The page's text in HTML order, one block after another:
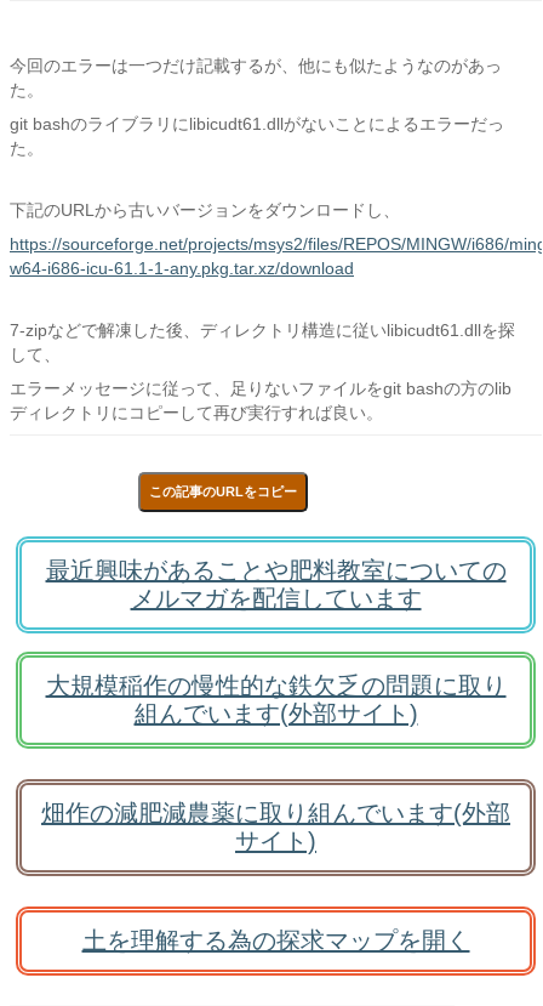
今回のエラーは一つだけ記載するが、他にも似たようなのがあっ
た。
git bashのライブラリにlibicudt61.dllがないことによるエラーだっ
た。
下記のURLから古いバージョンをダウンロードし、
https://sourceforge.net/projects/msys2/files/REPOS/MINGW/i686/
w64-i686-icu-61.1-1-any.pkg.tar.xz/download
7-zipなどで解凍した後、ディレクトリ構造に従いlibicudt61.dllを探
して、
エラーメッセージに従って、足りないファイルをgit bashの方のlib
ディレクトリにコピーして再び実行すれば良い。
この記事のURLをコピー
最近興味があることや肥料教室についての
メルマガを配信しています
大規模稲作の慢性的な鉄欠乏の問題に取り
組んでいます(外部サイト)
畑作の減肥減農薬に取り組んでいます(外部
サイト)
土を理解する為の探求マップを開く